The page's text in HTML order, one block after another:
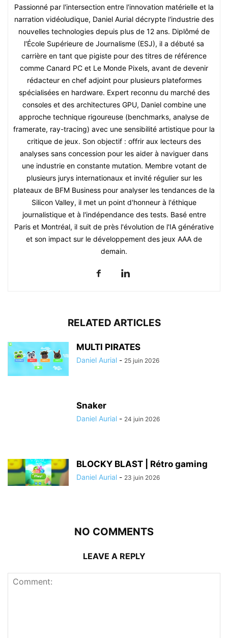
Passionné par l'intersection entre l'innovation matérielle et la
narration vidéoludique, Daniel Aurial décrypte l'industrie des
nouvelles technologies depuis plus de 12 ans. Diplômé de
l'École Supérieure de Journalisme (ESJ), il a débuté sa
carrière en tant que pigiste pour des titres de référence
comme Canard PC et Le Monde Pixels, avant de devenir
rédacteur en chef adjoint pour plusieurs plateformes
spécialisées en hardware. Expert reconnu du marché des
consoles et des architectures GPU, Daniel combine une
approche technique rigoureuse (benchmarks, analyse de
framerate, ray-tracing) avec une sensibilité artistique pour la
critique de jeux. Son objectif : offrir aux lecteurs des
analyses sans concession pour les aider à naviguer dans
une industrie en constante mutation. Membre votant de
plusieurs jurys internationaux et invité régulier sur les
plateaux de BFM Business pour analyser les tendances de la
Silicon Valley, il met un point d'honneur à l'éthique
journalistique et à l'indépendance des tests. Basé entre
Paris et Montréal, il suit de près l'évolution de l'IA générative
et son impact sur le développement des jeux AAA de
demain.
RELATED ARTICLES
MULTI PIRATES
Daniel Aurial - 25 juin 2026
Snaker
Daniel Aurial - 24 juin 2026
BLOCKY BLAST | Rétro gaming
Daniel Aurial - 23 juin 2026
NO COMMENTS
LEAVE A REPLY